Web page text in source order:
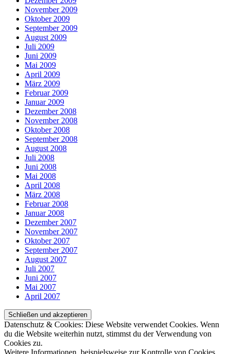
November 2009
Oktober 2009
September 2009
August 2009
Juli 2009
Juni 2009
Mai 2009
April 2009
März 2009
Februar 2009
Januar 2009
Dezember 2008
November 2008
Oktober 2008
September 2008
August 2008
Juli 2008
Juni 2008
Mai 2008
April 2008
März 2008
Februar 2008
Januar 2008
Dezember 2007
November 2007
Oktober 2007
September 2007
August 2007
Juli 2007
Juni 2007
Mai 2007
April 2007
Datenschutz & Cookies: Diese Website verwendet Cookies. Wenn
du die Website weiterhin nutzt, stimmst du der Verwendung von
Cookies zu.